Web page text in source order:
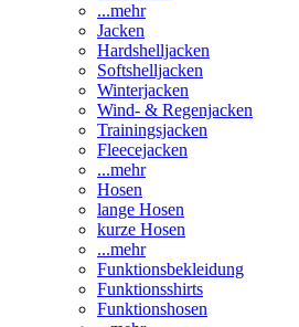
...mehr
Jacken
Hardshelljacken
Softshelljacken
Winterjacken
Wind- & Regenjacken
Trainingsjacken
Fleecejacken
...mehr
Hosen
lange Hosen
kurze Hosen
...mehr
Funktionsbekleidung
Funktionsshirts
Funktionshosen